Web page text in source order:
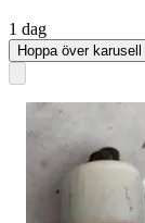
1 dag
Hoppa över karusell